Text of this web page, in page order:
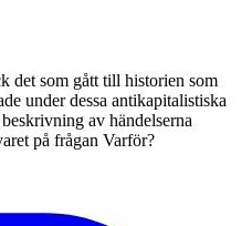
det som gått till historien som
under dessa antikapitalistiska
av händelserna
på frågan Varför?